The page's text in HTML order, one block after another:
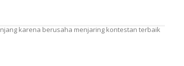
karena berusaha menjaring kontestan terbaik